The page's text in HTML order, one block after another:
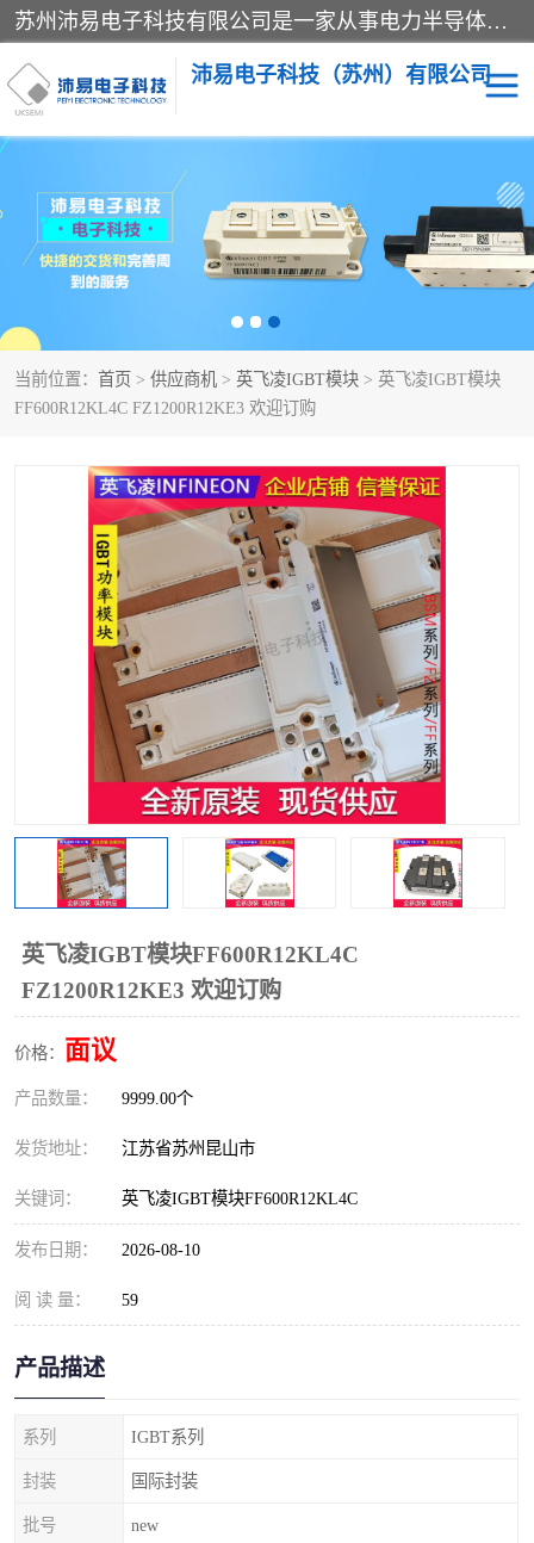
苏州沛易电子科技有限公司是一家从事电力半导体器件和电子元器件的专业代理及分销商，产品包括：IGBT模块、IPM模块、PIM模块、二极管、三极管、可控硅、整流桥、IGBT单管、IGBT电路驱动板、GTR达林顿模块、快恢复二极管、肖特基二极管、熔断器、IC集成电路、快速熔断器等。
沛易电子科技（苏州）有限公司
当前位置： 首页 > 供应商机 > 英飞凌IGBT模块 > 英飞凌IGBT模块
FF600R12KL4C FZ1200R12KE3 欢迎订购
英飞凌IGBT模块FF600R12KL4C
FZ1200R12KE3 欢迎订购
价格： 面议
产品数量： 9999.00个
发货地址： 江苏省苏州昆山市
关键词： 英飞凌IGBT模块FF600R12KL4C
发布日期： 2026-08-10
阅 读 量： 59
产品描述
系列 IGBT系列
封装 国际封装
批号 new
西门康 英飞凌
快恢复二极管 英飞凌IGBT模块
SEMIKRON西门康IGBT SEMIKRON西门康可控硅
器
MOS管场效应管 晶闸管